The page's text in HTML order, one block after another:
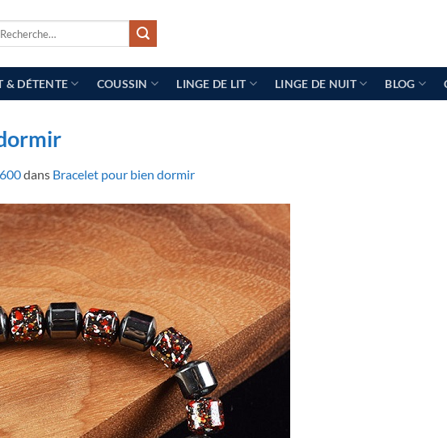
& DÉTENTE COUSSIN LINGE DE LIT LINGE DE NUIT BLOG
dans Bracelet pour bien dormir